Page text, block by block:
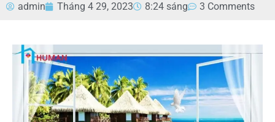
admin Tháng 4 29, 2023 8:24 sáng 3 Comments